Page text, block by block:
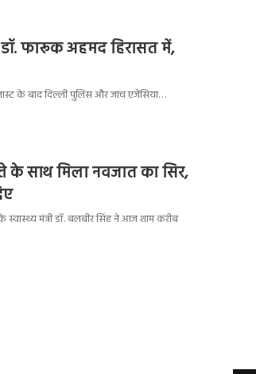
फारूक अहमद हिरासत में,
के बाद दिल्ली पुलिस और जांच एजेंसिया…
के साथ मिला नवजात का सिर,
मंत्री डॉ. बलबीर सिंह ने आज शाम करीब